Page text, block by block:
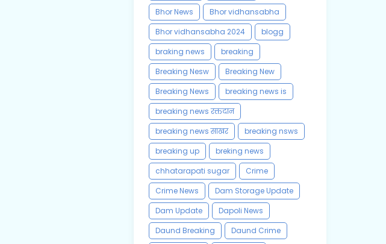
Bhor News
Bhor vidhansabha
Bhor vidhansabha 2024
blogg
braking news
breaking
Breaking Nesw
Breaking New
Breaking News
breaking news is
breaking news रक्तदान
breaking news साखर
breaking nsws
breaking up
breking news
chhatarapati sugar
Crime
Crime News
Dam Storage Update
Dam Update
Dapoli News
Daund Breaking
Daund Crime